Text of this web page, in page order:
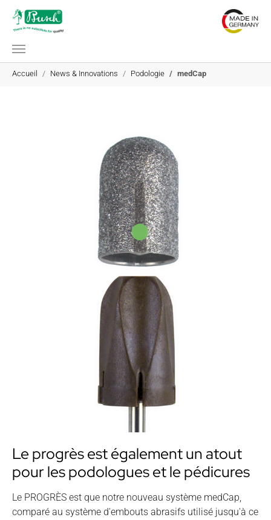
Aller au contenu principal
Vous êtes ici:
Accueil
News & Innovations Podologie medCap
Le progrès est également un atout
pour les podologues et le pédicures
Le PROGRÈS est que notre nouveau système medCap,
comparé au système d'embouts abrasifs utilisé jusqu'à ce